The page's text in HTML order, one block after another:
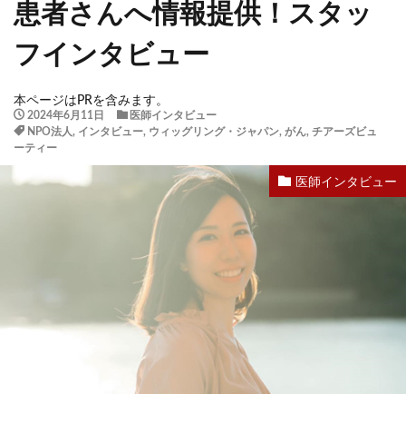
患者さんへ情報提供！スタッ
フインタビュー
本ページはPRを含みます。
2024年6月11日
医師インタビュー
NPO法人, インタビュー, ウィッグリング・ジャパン, がん, チアーズビュ
ーティー
医師インタビュー